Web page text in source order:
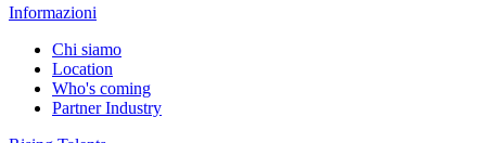
Informazioni
Chi siamo
Location
Who's coming
Partner Industry